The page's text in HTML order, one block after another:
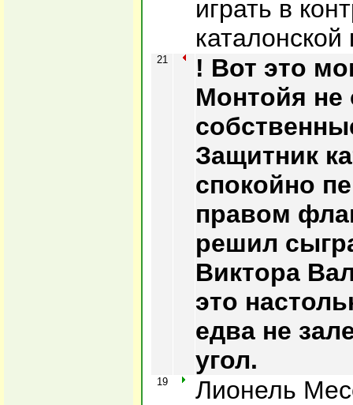
играть в
21
! Вот это
Монтойя не
Защитник
спокойно
правом
решил
Виктора
это
едва не
угол.
19 Лионель